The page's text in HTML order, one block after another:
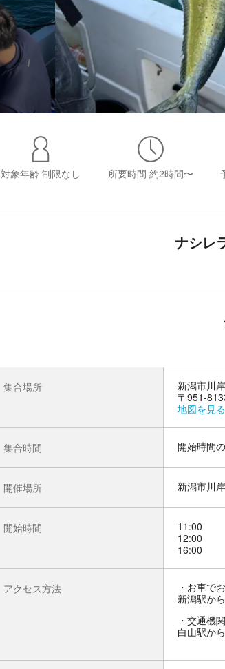
対象年齢 制限なし 所要時間 約2時間〜
ナシレ
集合場所
新潟市川
〒951-
地図を見る
集合時間 開始時間
開催場所 新潟市川
開始時間
11:00
12:00
16:00
アクセス方法
お車で
新潟駅か
交通機
白山駅か